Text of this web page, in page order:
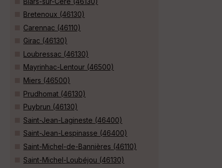
Bretenoux (46130)
Carennac (46110)
Girac (46130)
Loubressac (46130)
Mayrinhac-Lentour (46500)
Miers (46500)
Prudhomat (46130)
Puybrun (46130)
Saint-Jean-Lagineste (46400)
Saint-Jean-Lespinasse (46400)
Saint-Michel-de-Bannières (46110)
Saint-Michel-Loubéjou (46130)